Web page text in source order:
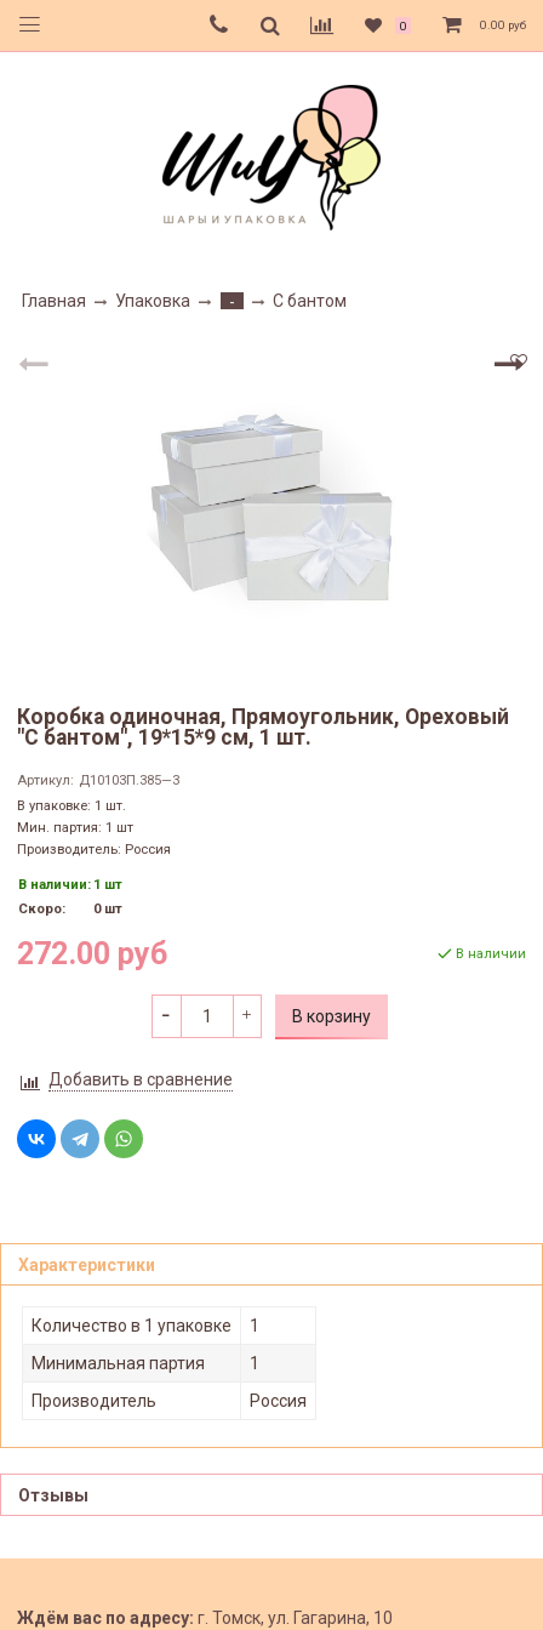
0 0.00 руб
Главная Упаковка - С бантом
Коробка одиночная, Прямоугольник, Ореховый
"С бантом", 19*15*9 см, 1 шт.
Артикул: Д10103П.385—3
В упаковке: 1 шт.
Мин. партия: 1 шт
Производитель: Россия
В наличии: 1 шт
Скоро:
0 шт
272.00 руб В наличии
В корзину
Добавить в сравнение
Характеристики
Количество в 1 упаковке
1
Минимальная партия
1
Производитель
Россия
Отзывы
Ждём вас по адресу: г. Томск, ул. Гагарина, 10